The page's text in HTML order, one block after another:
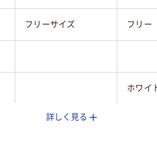
フリーサイズ フリー
ホワイ
詳しく見る